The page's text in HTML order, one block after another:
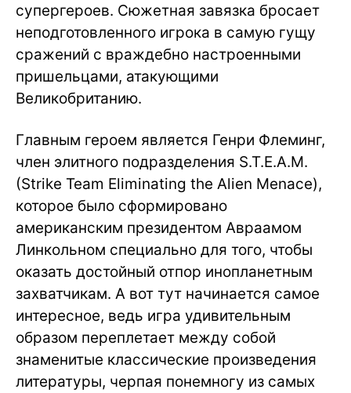
супергероев. Сюжетная завязка бросает
неподготовленного игрока в самую гущу
сражений с враждебно настроенными
пришельцами, атакующими
Великобританию.
Главным героем является Генри Флеминг,
член элитного подразделения S.T.E.A.M.
(Strike Team Eliminating the Alien Menace),
которое было сформировано
американским президентом Авраамом
Линкольном специально для того, чтобы
оказать достойный отпор инопланетным
захватчикам. А вот тут начинается самое
интересное, ведь игра удивительным
образом переплетает между собой
знаменитые классические произведения
литературы, черпая понемногу из самых